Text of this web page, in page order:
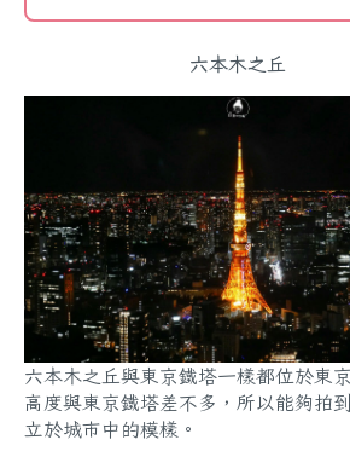
六本木之丘
六本木之丘與東京鐵塔一樣都位於東
高度與東京鐵塔差不多，所以能夠拍
立於城市中的模樣。